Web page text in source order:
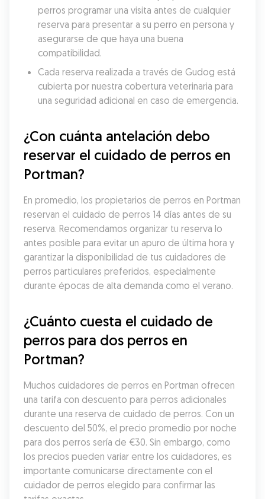
perros programar una visita antes de cualquier
reserva para presentar a su perro en persona y
asegurarse de que haya una buena
compatibilidad.
Cada reserva realizada a través de Gudog está
cubierta por nuestra cobertura veterinaria para
una seguridad adicional en caso de emergencia.
¿Con cuánta antelación debo
reservar el cuidado de perros en
Portman?
En promedio, los propietarios de perros en Portman
reservan el cuidado de perros 14 días antes de su
reserva. Recomendamos organizar tu reserva lo
antes posible para evitar un apuro de última hora y
garantizar la disponibilidad de tus cuidadores de
perros particulares preferidos, especialmente
durante épocas de alta demanda como el verano.
¿Cuánto cuesta el cuidado de
perros para dos perros en
Portman?
Muchos cuidadores de perros en Portman ofrecen
una tarifa con descuento para perros adicionales
durante una reserva de cuidado de perros. Con un
descuento del 50%, el precio promedio por noche
para dos perros sería de €30. Sin embargo, como
los precios pueden variar entre los cuidadores, es
importante comunicarse directamente con el
cuidador de perros elegido para confirmar las